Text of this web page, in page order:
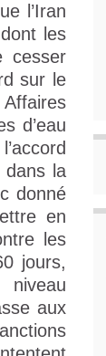
l’Iran
les
cesser
sur le
d’eau
dans la
donné
en
les
jours,
niveau
aux